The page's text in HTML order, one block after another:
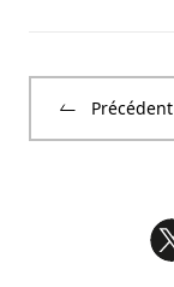
Précédent